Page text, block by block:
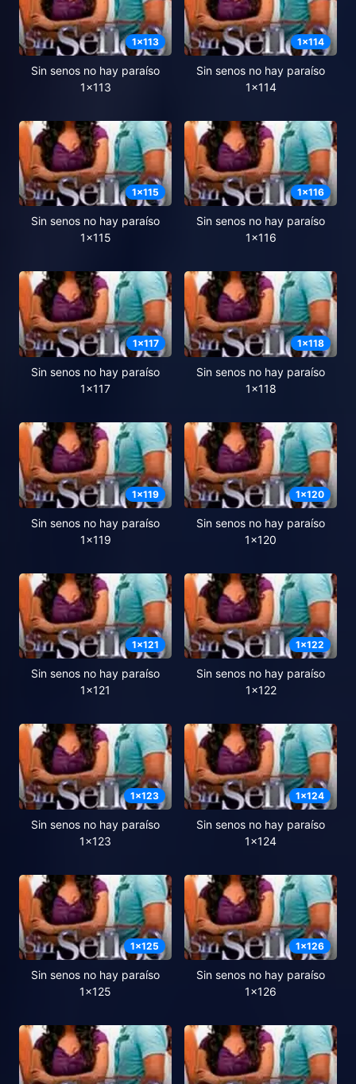
1x113
Sin senos no hay paraíso
1x113
1x114
Sin senos no hay paraíso
1x114
1x115
Sin senos no hay paraíso
1x115
1x116
Sin senos no hay paraíso
1x116
1x117
Sin senos no hay paraíso
1x117
1x118
Sin senos no hay paraíso
1x118
1x119
Sin senos no hay paraíso
1x119
1x120
Sin senos no hay paraíso
1x120
1x121
Sin senos no hay paraíso
1x121
1x122
Sin senos no hay paraíso
1x122
1x123
Sin senos no hay paraíso
1x123
1x124
Sin senos no hay paraíso
1x124
1x125
Sin senos no hay paraíso
1x125
1x126
Sin senos no hay paraíso
1x126